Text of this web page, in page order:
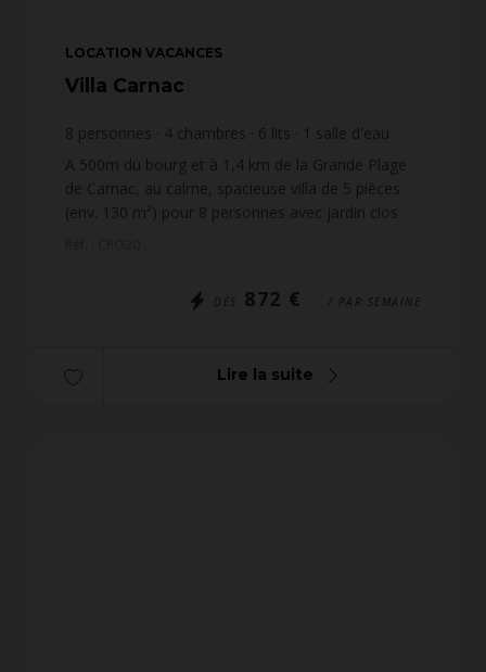
LOCATION VACANCES
Villa Carnac
8 personnes 4 chambres 6 lits 1 salle d'eau
1 salle de bain wi-fi
A 500m du bourg et à 1,4 km de la Grande Plage
de Carnac, au calme, spacieuse villa de 5 pièces
(env. 130 m²) pour 8 personnes avec jardin clos
DÈS 872 € / PAR SEMAINE
Lire la suite